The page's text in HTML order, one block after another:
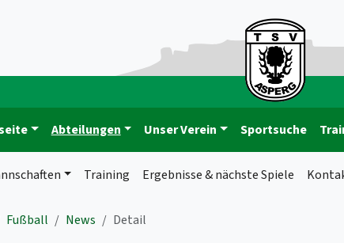
Abteilungen Unser Verein Sportsuche
Training Ergebnisse & nächste Spiele
Fußball News Detail